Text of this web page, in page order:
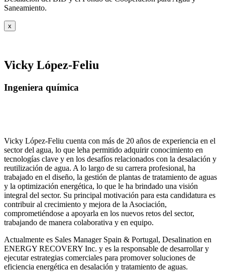
Saneamiento.
x
Vicky López-Feliu
Ingeniera química
Vicky López-Feliu cuenta con más de 20 años de experiencia en el
sector del agua, lo que leha permitido adquirir conocimiento en
tecnologías clave y en los desafíos relacionados con la desalación y
reutilización de agua. A lo largo de su carrera profesional, ha
trabajado en el diseño, la gestión de plantas de tratamiento de aguas
y la optimización energética, lo que le ha brindado una visión
integral del sector. Su principal motivación para esta candidatura es
contribuir al crecimiento y mejora de la Asociación,
comprometiéndose a apoyarla en los nuevos retos del sector,
trabajando de manera colaborativa y en equipo.
Actualmente es Sales Manager Spain & Portugal, Desalination en
ENERGY RECOVERY Inc. y es la responsable de desarrollar y
ejecutar estrategias comerciales para promover soluciones de
eficiencia energética en desalación y tratamiento de aguas.